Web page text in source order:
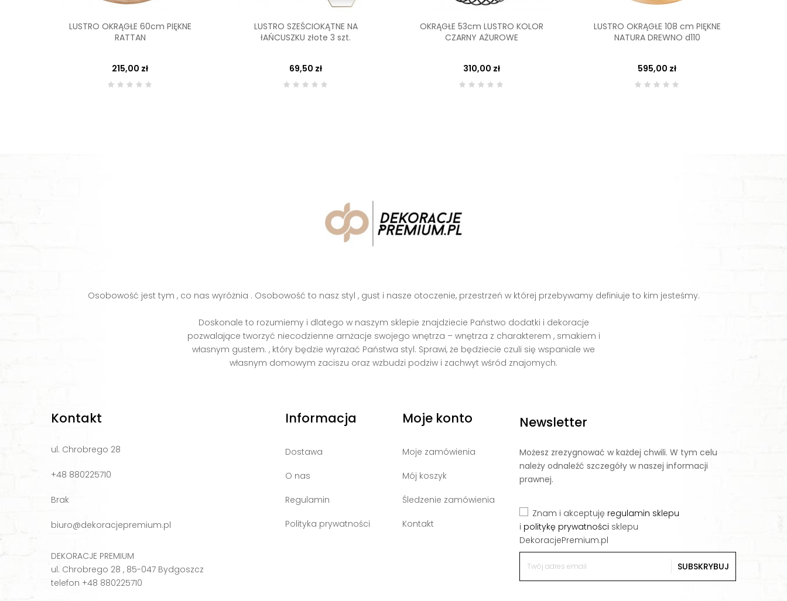
LUSTRO OKRĄGŁE 60cm PIĘKNE
RATTAN
215,00 zł
LUSTRO SZEŚCIOKĄTNE NA
łAŃCUSZKU złote 3 szt.
69,50 zł
OKRĄGŁE 53cm LUSTRO KOLOR
CZARNY AŻUROWE
310,00 zł
LUSTRO OKRĄGŁE 108 cm PIĘKNE
NATURA DREWNO d110
595,00 zł
Osobowość jest tym , co nas wyróżnia . Osobowość to nasz styl , gust i nasze otoczenie, przestrzeń w której przebywamy definiuje to kim jesteśmy.
Doskonale to rozumiemy i dlatego w naszym sklepie znajdziecie Państwo dodatki i dekoracje
pozwalające tworzyć niecodzienne arnżacje swojego wnętrza – wnętrza z charakterem , smakiem i
własnym gustem. , który będzie wyrażać Państwa styl. Sprawi, że będziecie czuli się wspaniale we
własnym domowym zaciszu oraz wzbudzi podziw i zachwyt wśród znajomych.
Kontakt
ul. Chrobrego 28
+48 880225710
Brak
biuro@dekoracjepremium.pl
DEKORACJE PREMIUM
ul. Chrobrego 28 , 85-047 Bydgoszcz
telefon +48 880225710
Informacja
Dostawa
O nas
Regulamin
Polityka prywatności
Moje konto
Moje zamówienia
Mój koszyk
Śledzenie zamówienia
Kontakt
Newsletter
Możesz zrezygnować w każdej chwili. W tym celu
należy odnaleźć szczegóły w naszej informacji
prawnej.
Znam i akceptuję regulamin sklepu
i politykę prywatności sklepu
DekoracjePremium.pl
SUBSKRYBUJ